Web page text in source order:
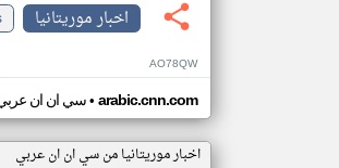
اخبار موريتانيا
AO78QW
سي ان ان• arabic.cnn.com
اخبار موريتانيا من سي ان ان عربي